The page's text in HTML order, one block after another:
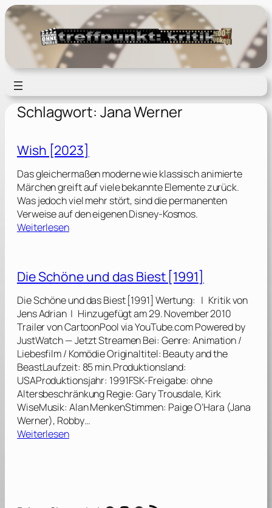
Zum
Inhalt
springen
Schlagwort: Jana Werner
Wish [2023]
Das gleichermaßen moderne wie klassisch animierte
Märchen greift auf viele bekannte Elemente zurück.
Was jedoch viel mehr stört, sind die permanenten
Verweise auf den eigenen Disney-Kosmos.
Weiterlesen:
h
2
0
2
3
]
Die Schöne und das Biest [1991]
Die Schöne und das Biest [1991] Wertung: | Kritik von
Jens Adrian | Hinzugefügt am 29. November 2010
Trailer von CartoonPool via YouTube.com Powered by
JustWatch — Jetzt Streamen Bei: Genre: Animation /
Liebesfilm / Komödie Originaltitel: Beauty and the
BeastLaufzeit: 85 min.Produktionsland:
USAProduktionsjahr: 1991FSK-Freigabe: ohne
Altersbeschränkung Regie: Gary Trousdale, Kirk
WiseMusik: Alan MenkenStimmen: Paige O’Hara (Jana
Werner), Robby…
Weiterlesen: